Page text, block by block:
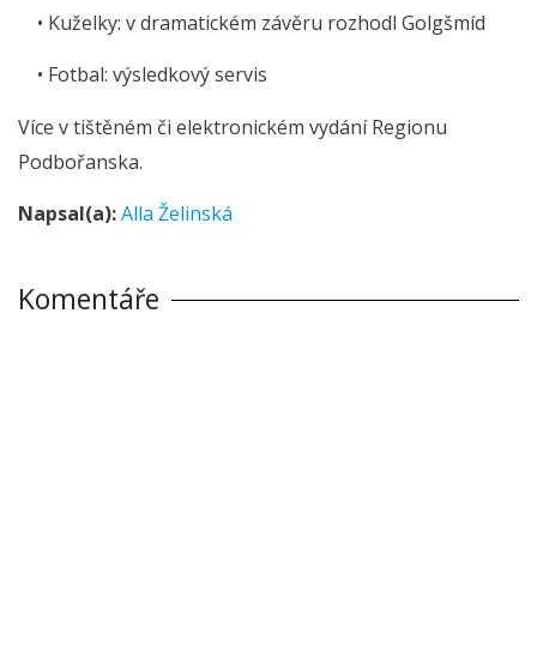
• Kuželky: v dramatickém závěru rozhodl Golgšmíd
• Fotbal: výsledkový servis
Více v tištěném či elektronickém vydání Regionu
Podbořanska.
Napsal(a):Alla Želinská
Komentáře